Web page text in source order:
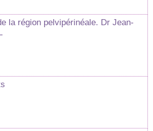
la région pelvipérinéale. Dr Jean-